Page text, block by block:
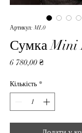
Артикул: ML0
Сумка Mini
6 780,00 ₴Ціна
Кількість *